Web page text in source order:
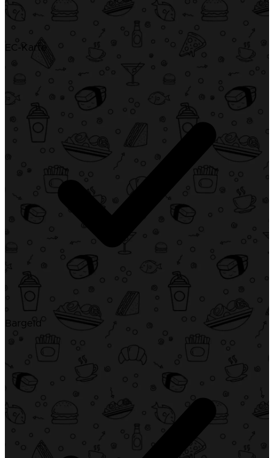
EC-Karte
Bargeld